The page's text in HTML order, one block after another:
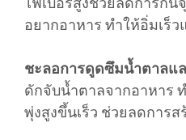
อยากอาหาร ทำให้อิ่มเร็
ชะลอการดูดซึมน้ำตาลแ
ดักจับน้ำตาลจากอาหาร
พุ่งสูงขึ้นเร็ว ช่วยลดการ